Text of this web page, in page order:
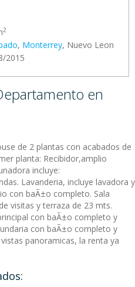
2
, Monterrey, Nuevo Leon
2015
en
de 2 plantas con acabados de
planta: Recibidor,amplio
incluye:
Lavanderia, incluye lavadora y
con baÃ±o completo. Sala
visitas y terraza de 23 mts.
con baÃ±o completo y
con baÃ±o completo y
panoramicas, la renta ya